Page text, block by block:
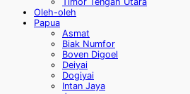
Oleh-oleh
Papua
Asmat
Biak Numfor
Boven Digoel
Deiyai
Dogiyai
Intan Jaya